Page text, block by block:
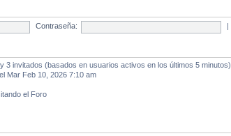
Contraseña:
3 invitados (basados en usuarios activos en los últimos 5 minutos)
el Mar Feb 10, 2026 7:10 am
el Foro